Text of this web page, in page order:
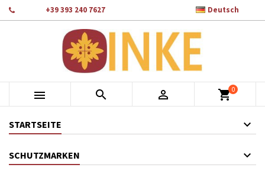
+39 393 240 7627 Deutsch
   shopping_cart0
STARTSEITE
SCHUTZMARKEN
Auf meine Wunschliste ×
Crea nuova lista
((modalTitle)) ×
((confirmMessage))
((cancelText)) ((modalDeleteText))
Wunschliste erstellen ×
Name der Wunschliste
Anmelden ×
Sie müssen angemeldet sein, um Artikel Ihrer Wunschliste
hinzufügen zu können.
Abbrechen Anmelden